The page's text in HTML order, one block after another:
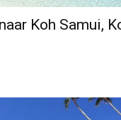
Koh Samui,